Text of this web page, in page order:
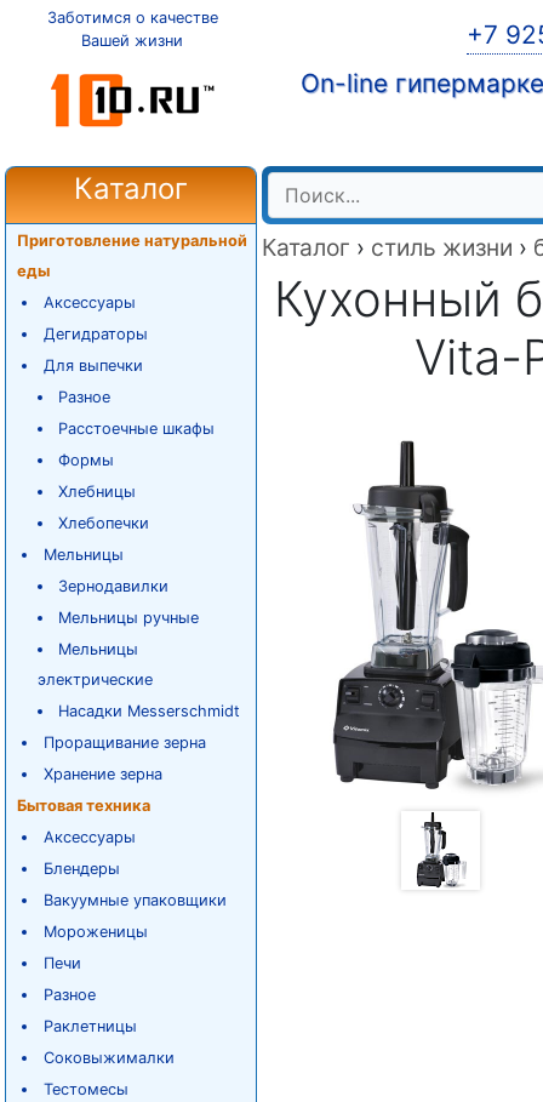
Заботимся о качестве
Вашей жизни
+7
On-line
Каталог
Приготовление натуральной
еды
Аксессуары
Дегидраторы
Для выпечки
Разное
Расстоечные шкафы
Формы
Хлебницы
Хлебопечки
Мельницы
Зернодавилки
Мельницы ручные
Мельницы
электрические
Насадки Messerschmidt
Проращивание зерна
Хранение зерна
Бытовая техника
Аксессуары
Блендеры
Вакуумные упаковщики
Мороженицы
Печи
Разное
Раклетницы
Соковыжималки
Тестомесы
Каталог › стиль жизни ›
Кухонный
Vita-